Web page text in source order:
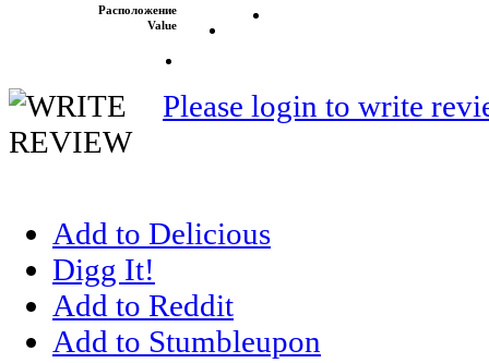
Расположение
Value
Please login to write
Add to Delicious
Digg It!
Add to Reddit
Add to Stumbleupon